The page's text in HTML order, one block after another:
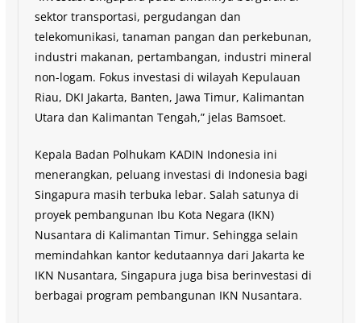
sektor transportasi, pergudangan dan
telekomunikasi, tanaman pangan dan perkebunan,
industri makanan, pertambangan, industri mineral
non-logam. Fokus investasi di wilayah Kepulauan
Riau, DKI Jakarta, Banten, Jawa Timur, Kalimantan
Utara dan Kalimantan Tengah,” jelas Bamsoet.
Kepala Badan Polhukam KADIN Indonesia ini
menerangkan, peluang investasi di Indonesia bagi
Singapura masih terbuka lebar. Salah satunya di
proyek pembangunan Ibu Kota Negara (IKN)
Nusantara di Kalimantan Timur. Sehingga selain
memindahkan kantor kedutaannya dari Jakarta ke
IKN Nusantara, Singapura juga bisa berinvestasi di
berbagai program pembangunan IKN Nusantara.